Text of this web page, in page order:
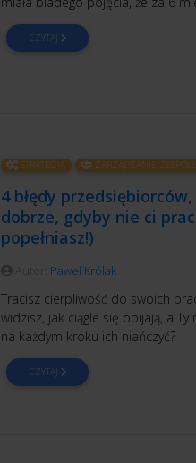
CZYTAJ
STRATEGIA ZARZĄDZANIE
4 błędy
dobrze, gdyby nie ci
popełniasz!)
Paweł Królak
Tracisz cierpliwość do swoich
widzisz, jak ciągle się obijają, a
na każdym kroku ich niańczyć?
CZYTAJ